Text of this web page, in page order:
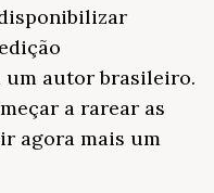
um autor brasileiro.
a rarear as
agora mais um